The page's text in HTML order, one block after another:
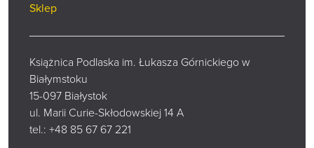
Sklep
Książnica Podlaska im. Łukasza Górnickiego w
Białymstoku
15-097 Białystok
ul. Marii Curie-Skłodowskiej 14 A
tel.: +48 85 67 67 221